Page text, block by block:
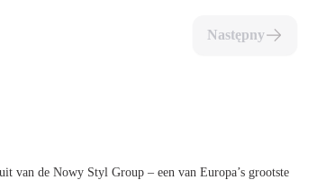
Następny
van de Nowy Styl Group – een van Europa’s grootste